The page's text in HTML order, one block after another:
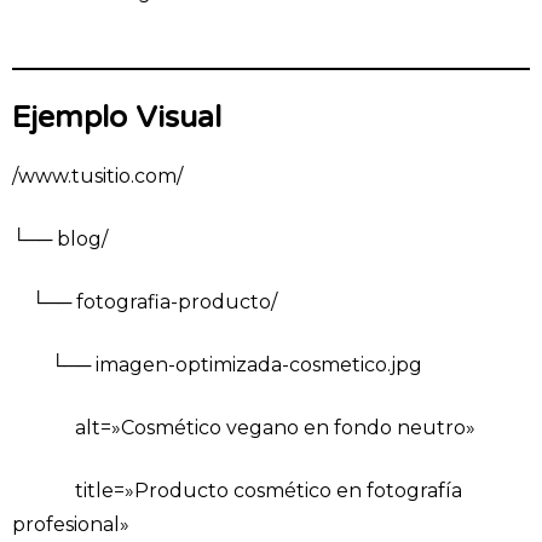
Ejemplo Visual
/www.tusitio.com/
└── blog/
└── fotografia-producto/
└── imagen-optimizada-cosmetico.jpg
alt=»Cosmético vegano en fondo neutro»
title=»Producto cosmético en fotografía
profesional»